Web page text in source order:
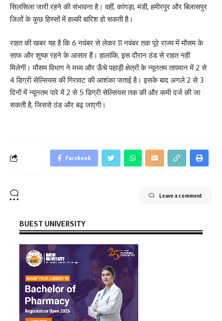
सिलसिला जारी रहने की संभावना है। वहीं, कांगड़ा, मंडी, हमीरपुर और बिलासपुर
जिलों के कुछ हिस्सों में हल्की बारिश हो सकती है।
राहत की खबर यह है कि 6 नवंबर से लेकर 11 नवंबर तक पूरे राज्य में मौसम के
साफ और शुष्क रहने के आसार हैं। हालांकि, इस दौरान ठंड से राहत नहीं
मिलेगी। मौसम विभाग ने मध्य और ऊँचे पहाड़ी क्षेत्रों के न्यूनतम तापमान में 2 से
4 डिग्री सेल्सियस की गिरावट की आशंका जताई है। इसके बाद अगले 2 से 3
दिनों में न्यूनतम पारे में 2 से 5 डिग्री सेल्सियस तक की और कमी दर्ज की जा
सकती है, जिससे ठंड और बढ़ जाएगी।
Facebook
Leave a comment
BUEST UNIVERSITY